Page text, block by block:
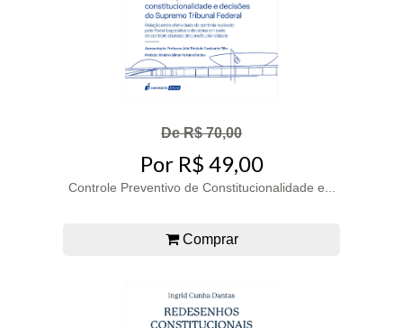
De R$ 70,00
Por R$ 49,00
Controle Preventivo de Constitucionalidade e...
Comprar